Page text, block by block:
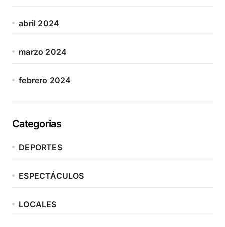
abril 2024
marzo 2024
febrero 2024
Categorias
DEPORTES
ESPECTÁCULOS
LOCALES